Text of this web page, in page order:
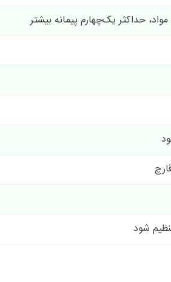
حداکثر یک‌چهارم پیمانه بیشتر
شود